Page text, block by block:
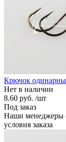
Крючок
Нет в наличии
8.60 руб. /шт
Под заказ
Наши менеджеры
условия заказа